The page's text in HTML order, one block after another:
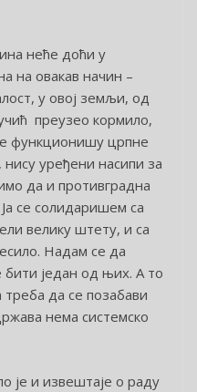
неће доћи у
на овакав начин –
у овој земљи, од
преузео кормило,
функционишу црпне
уређени насипи за
да и противградна
се солидаришем са
велику штету, и са
Надам се да
један од њих. А то
да се позабави
нема системско
је и извештаје о раду